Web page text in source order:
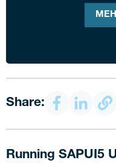
Share:
Running SAPUI5